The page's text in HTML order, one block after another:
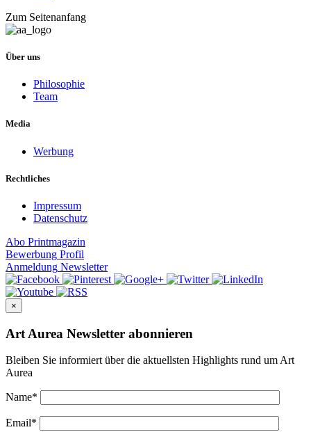
Zum Seitenanfang
Über uns
Philosophie
Team
Media
Werbung
Rechtliches
Impressum
Datenschutz
Abo Printmagazin
Bewerbung Profil
Anmeldung Newsletter
×
Art Aurea Newsletter abonnieren
Bleiben Sie informiert über die aktuellsten Highlights rund um Art
Aurea
Name*
Email*